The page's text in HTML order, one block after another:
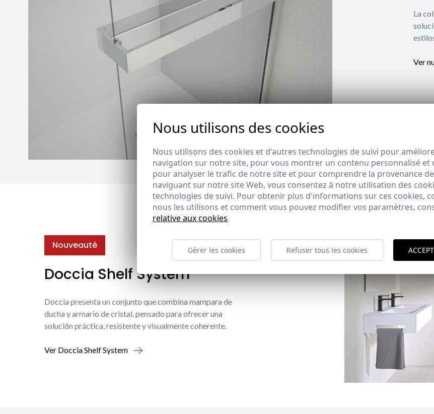
La
Ver
Nouveauté
Doccia Shelf System
Doccia presenta un conjunto que combina mampara de
ducha y armario de cristal, pensado para ofrecer una
solución práctica, resistente y visualmente coherente.
Ver Doccia Shelf System
Nous utilisons des cookies
Nous utilisons des cookies et d'autres technologies de suivi pour
navigation sur notre site, pour vous montrer un contenu personnalisé et
pour analyser le trafic de notre site et pour comprendre la provenance
naviguant sur notre site Web, vous consentez à notre utilisation des
technologies de suivi. Pour obtenir plus d'informations sur ces cookies,
nous les utilisons et comment vous pouvez modifier vos paramètres,
relative aux cookies.
Gérer les cookies Refuser tous les cookies